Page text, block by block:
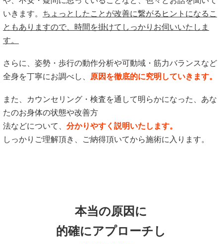
いきます。 ちょっとしたことが改善に繋がるヒントになるこ
ともありますので、時間を掛けてしっかりお伺いいたしま
す。
さらに、姿勢・歩行の動作分析や可動域・筋力バランスなど
全身を丁寧にお調べし、
原因を徹底的に究明していきます。
また、カウンセリング・検査を通して明らかになった、あな
たのお身体の状態や改善方
法などについて、 分かりやすく説明いたします。
しっかりご理解頂き、ご納得頂いてから施術に入ります。
本当の原因に
的確にアプローチし